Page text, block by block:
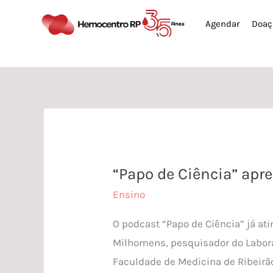
conteúdo
Agendar
“Papo de Ciência”
Ensino
O podcast “Papo de Ciência” já
Milhomens, pesquisador do
Faculdade de Medicina de
“Papo
de
apresenta
os
fundamentos